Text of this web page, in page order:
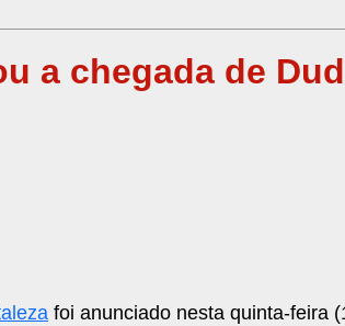
a chegada de
foi anunciado nesta quinta-feira